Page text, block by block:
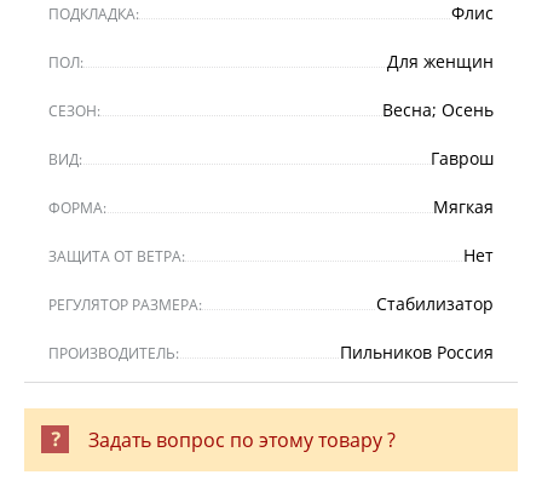
ПОДКЛАДКА: Флис
ПОЛ: Для женщин
СЕЗОН: Весна; Осень
ВИД: Гаврош
ФОРМА: Мягкая
ЗАЩИТА ОТ ВЕТРА: Нет
РЕГУЛЯТОР РАЗМЕРА: Стабилизатор
ПРОИЗВОДИТЕЛЬ: Пильников Россия
Задать вопрос по этому товару ?